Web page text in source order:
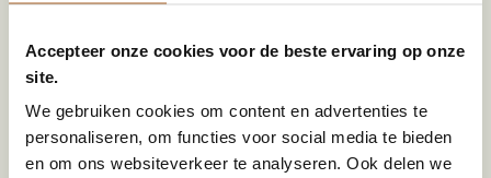
Accepteer onze cookies voor de beste ervaring op onze
site.
We gebruiken cookies om content en advertenties te
personaliseren, om functies voor social media te bieden
en om ons websiteverkeer te analyseren. Ook delen we
Afmeting (HxBxD)
Materiaal Hout
Mintgroen